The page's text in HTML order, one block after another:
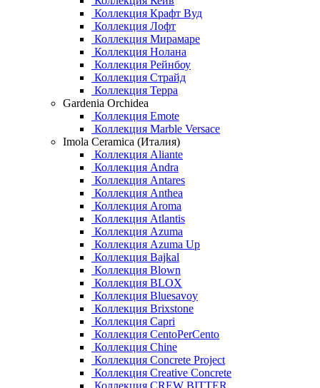
Коллекция Крафт Вуд
Коллекция Лофт
Коллекция Мирамаре
Коллекция Нолана
Коллекция Рейнбоу
Коллекция Страйд
Коллекция Терра
Gardenia Orchidea
Коллекция Emote
Коллекция Marble Versace
Imola Ceramica (Италия)
Коллекция Aliante
Коллекция Andra
Коллекция Antares
Коллекция Anthea
Коллекция Aroma
Коллекция Atlantis
Коллекция Azuma
Коллекция Azuma Up
Коллекция Bajkal
Коллекция Blown
Коллекция BLOX
Коллекция Bluesavoy
Коллекция Brixstone
Коллекция Capri
Коллекция CentoPerCento
Коллекция Chine
Коллекция Concrete Project
Коллекция Creative Concrete
Коллекция CREW BITTER